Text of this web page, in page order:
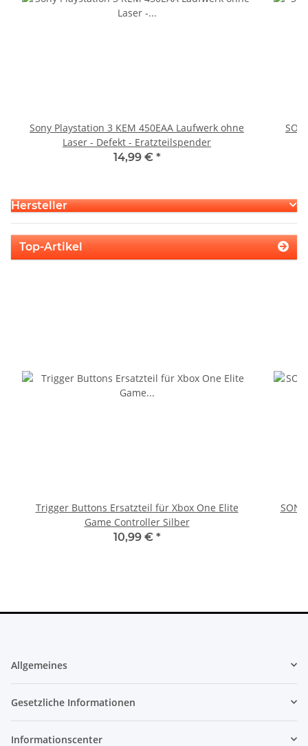
Sony Playstation 3 KEM 450EAA Laufwerk ohne
Laser - Defekt - Eratzteilspender
14,99 € *
Hersteller
Top-Artikel
Trigger Buttons Ersatzteil für Xbox One Elite
Game Controller Silber
10,99 € *
Allgemeines
Gesetzliche Informationen
Informationscenter